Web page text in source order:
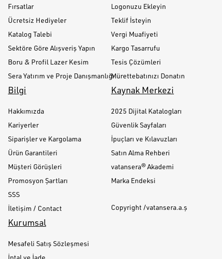
Fırsatlar
Ücretsiz Hediyeler
Katalog Talebi
Sektöre Göre Alışveriş Yapın
Boru & Profil Lazer Kesim
Sera Yatırım ve Proje Danışmanlığı
Logonuzu Ekleyin
Teklif İsteyin
Vergi Muafiyeti
Kargo Tasarrufu
Tesis Çözümleri
Mürettebatınızı Donatın
Bilgi
Hakkımızda
Kariyerler
Siparişler ve Kargolama
Ürün Garantileri
Müşteri Görüşleri
Promosyon Şartları
SSS
İletişim / Contact
Kaynak Merkezi
2025 Dijital Katalogları
Güvenlik Sayfaları
İpuçları ve Kılavuzları
Satın Alma Rehberi
vatansera® Akademi
Marka Endeksi
Copyright /vatansera.a.ş
Kurumsal
Mesafeli Satış Sözleşmesi
İptal ve İade